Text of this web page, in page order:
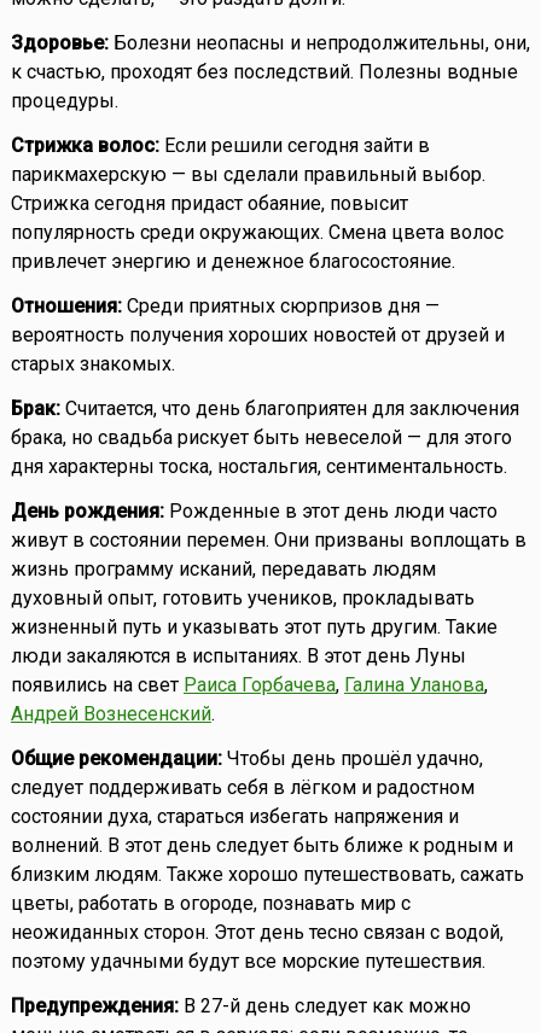
Здоровье:Болезни неопасны и непродолжительны, они,
к счастью, проходят без последствий. Полезны водные
процедуры.
Стрижка волос:Если решили сегодня зайти в
парикмахерскую — вы сделали правильный выбор.
Стрижка сегодня придаст обаяние, повысит
популярность среди окружающих. Смена цвета волос
привлечет энергию и денежное благосостояние.
Отношения:Среди приятных сюрпризов дня —
вероятность получения хороших новостей от друзей и
старых знакомых.
Брак:Считается, что день благоприятен для заключения
брака, но свадьба рискует быть невеселой — для этого
дня характерны тоска, ностальгия, сентиментальность.
День рождения:Рожденные в этот день люди часто
живут в состоянии перемен. Они призваны воплощать в
жизнь программу исканий, передавать людям
духовный опыт, готовить учеников, прокладывать
жизненный путь и указывать этот путь другим. Такие
люди закаляются в испытаниях. В этот день Луны
появились на свет Раиса Горбачева, Галина Уланова,
Андрей Вознесенский.
Общие рекомендации:Чтобы день прошёл удачно,
следует поддерживать себя в лёгком и радостном
состоянии духа, стараться избегать напряжения и
волнений. В этот день следует быть ближе к родным и
близким людям. Также хорошо путешествовать, сажать
цветы, работать в огороде, познавать мир с
неожиданных сторон. Этот день тесно связан с водой,
поэтому удачными будут все морские путешествия.
Предупреждения:В 27-й день следует как можно